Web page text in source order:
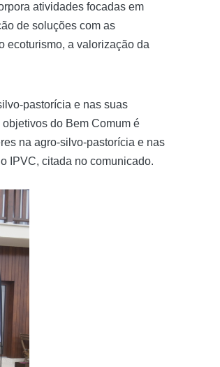
atividades focadas em
de soluções com as
ecoturismo, a valorização da
pastorícia e nas suas
do Bem Comum é
na agro-silvo-pastorícia e nas
IPVC, citada no comunicado.